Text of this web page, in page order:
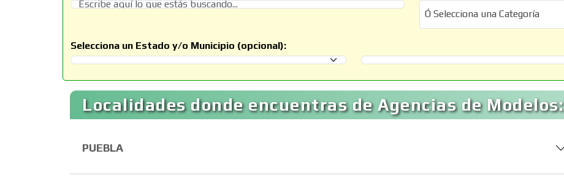
Ó Selecciona una Categoría
Ó Selecciona una Categoría
Selecciona un Estado y/o Municipio (opcional):
Selecciona un Estado
Selecciona un Municipio
Localidades donde encuentras de Agencias de Modelos:
PUEBLA